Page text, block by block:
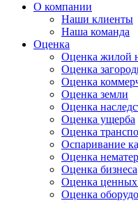
О компании
Наши клиенты
Наша команда
Оценка
Оценка жилой
Оценка
Оценка
Оценка земли
Оценка
Оценка ущерба
Оценка
Оспаривание
Оценка
Оценка бизнеса
Оценка ценных
Оценка